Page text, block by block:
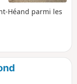
Héand parmi les